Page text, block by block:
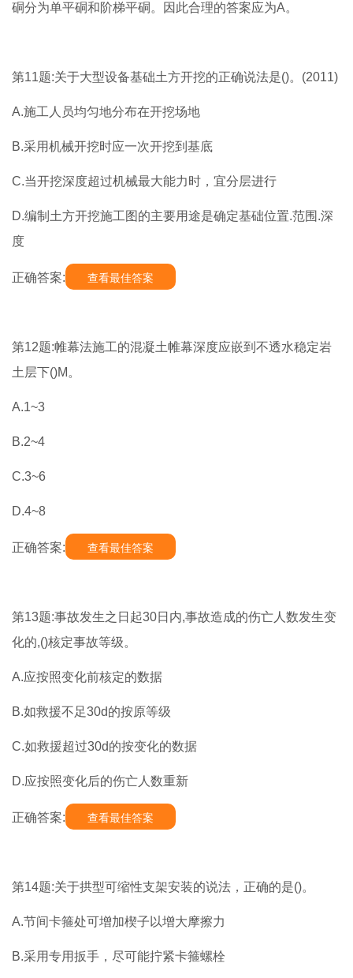
硐分为单平硐和阶梯平硐。因此合理的答案应为A。
第11题:关于大型设备基础土方开挖的正确说法是()。(2011)
A.施工人员均匀地分布在开挖场地
B.采用机械开挖时应一次开挖到基底
C.当开挖深度超过机械最大能力时，宜分层进行
D.编制土方开挖施工图的主要用途是确定基础位置.范围.深
度
正确答案: 查看最佳答案
第12题:帷幕法施工的混凝土帷幕深度应嵌到不透水稳定岩
土层下()M。
A.1~3
B.2~4
C.3~6
D.4~8
正确答案: 查看最佳答案
第13题:事故发生之日起30日内,事故造成的伤亡人数发生变
化的,()核定事故等级。
A.应按照变化前核定的数据
B.如救援不足30d的按原等级
C.如救援超过30d的按变化的数据
D.应按照变化后的伤亡人数重新
正确答案: 查看最佳答案
第14题:关于拱型可缩性支架安装的说法，正确的是()。
A.节间卡箍处可增加楔子以增大摩擦力
B.采用专用扳手，尽可能拧紧卡箍螺栓